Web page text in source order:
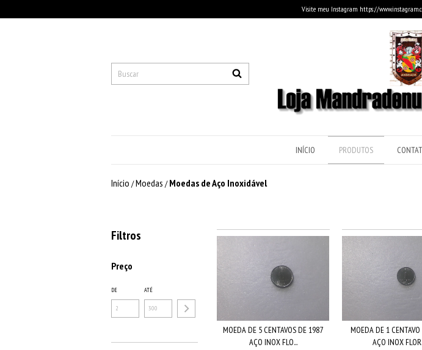
Visite meu Instagram https://
INÍCIO PRODUTOS
Início /Moedas / Moedas de Aço Inoxidável
Filtros
Preço
DE ATÉ
MOEDA DE 5 CENTAVOS DE 1987
AÇO INOX FLO...
MOEDA DE 1
AÇO INOX